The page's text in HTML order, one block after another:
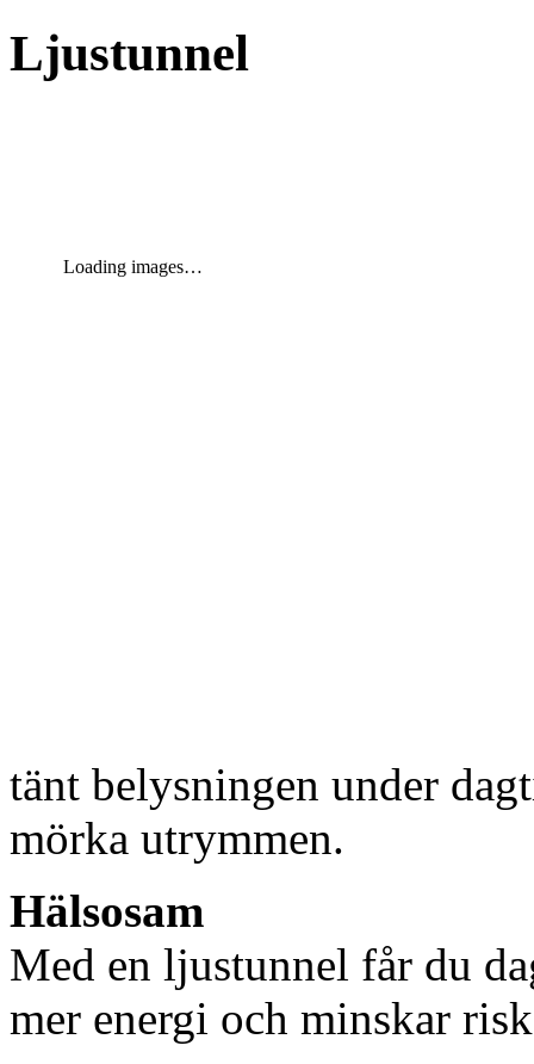
Ljustunnel
Loading images…
tänt belysningen under
mörka utrymmen.
Hälsosam
Med en ljustunnel får du
mer energi och minskar